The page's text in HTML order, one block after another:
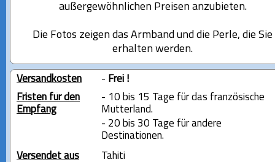
außergewöhnlichen Preisen anzubieten.
Die Fotos zeigen das Armband und die Perle, die Sie
erhalten werden.
Versandkosten - Frei !
Fristen für den
Empfang
- 10 bis 15 Tage für das französische
Mutterland.
- 20 bis 30 Tage für andere
Destinationen.
Versendet aus
Tahiti